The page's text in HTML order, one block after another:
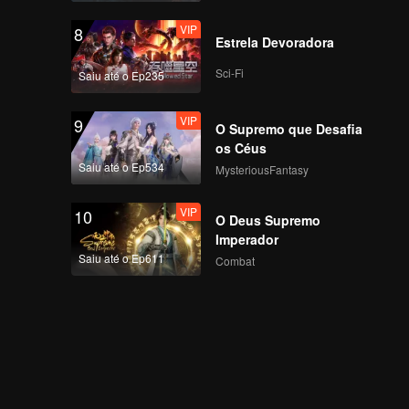
VIP Mic Drop(Still Ver.)
VIP Crush(Still Ver.)
VIP
Last Fireworks of the
Summer Night(Still
Ver.)
8
Saiu até o Ep235
VIP
Estrela Devoradora
Sci-Fi
9
Saiu até o Ep534
VIP
O Supremo que Desafia
os Céus
MysteriousFantasy
10
Saiu até o Ep611
VIP
O Deus Supremo
Imperador
Combat